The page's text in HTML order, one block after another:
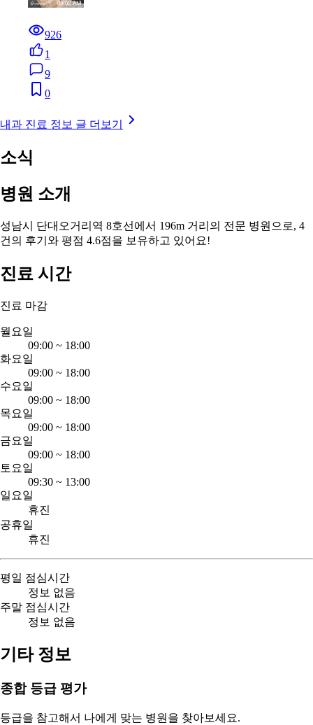
926
1
9
0
내과 진료 정보 글 더보기
소식
병원 소개
성남시 단대오거리역 8호선에서 196m 거리의 전문 병원으로, 4
건의 후기와 평점 4.6점을 보유하고 있어요!
진료 시간
진료 마감
월요일
09:00 ~ 18:00
화요일
09:00 ~ 18:00
수요일
09:00 ~ 18:00
목요일
09:00 ~ 18:00
금요일
09:00 ~ 18:00
토요일
09:30 ~ 13:00
일요일
휴진
공휴일
휴진
평일 점심시간
정보 없음
주말 점심시간
정보 없음
기타 정보
종합 등급 평가
등급을 참고해서 나에게 맞는 병원을 찾아보세요.